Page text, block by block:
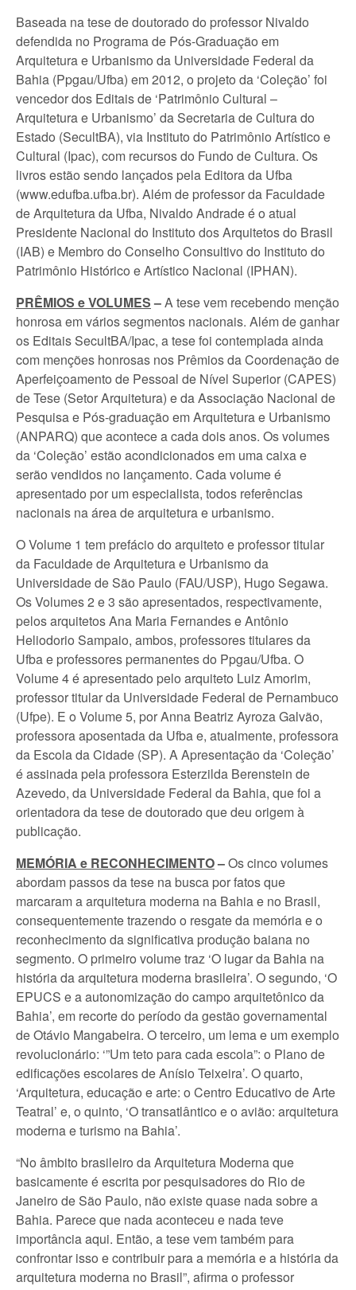
Baseada na tese de doutorado do professor Nivaldo
defendida no Programa de Pós-Graduação em
Arquitetura e Urbanismo da Universidade Federal da
Bahia (Ppgau/Ufba) em 2012, o projeto da ‘Coleção’ foi
vencedor dos Editais de ‘Patrimônio Cultural –
Arquitetura e Urbanismo’ da Secretaria de Cultura do
Estado (SecultBA), via Instituto do Patrimônio Artístico e
Cultural (Ipac), com recursos do Fundo de Cultura. Os
livros estão sendo lançados pela Editora da Ufba
(www.edufba.ufba.br). Além de professor da Faculdade
de Arquitetura da Ufba, Nivaldo Andrade é o atual
Presidente Nacional do Instituto dos Arquitetos do Brasil
(IAB) e Membro do Conselho Consultivo do Instituto do
Patrimônio Histórico e Artístico Nacional (IPHAN).
PRÊMIOS e VOLUMES–A tese vem recebendo menção
honrosa em vários segmentos nacionais. Além de ganhar
os Editais SecultBA/Ipac, a tese foi contemplada ainda
com menções honrosas nos Prêmios da Coordenação de
Aperfeiçoamento de Pessoal de Nível Superior (CAPES)
de Tese (Setor Arquitetura) e da Associação Nacional de
Pesquisa e Pós-graduação em Arquitetura e Urbanismo
(ANPARQ) que acontece a cada dois anos. Os volumes
da ‘Coleção’ estão acondicionados em uma caixa e
serão vendidos no lançamento. Cada volume é
apresentado por um especialista, todos referências
nacionais na área de arquitetura e urbanismo.
O Volume 1 tem prefácio do arquiteto e professor titular
da Faculdade de Arquitetura e Urbanismo da
Universidade de São Paulo (FAU/USP), Hugo Segawa.
Os Volumes 2 e 3 são apresentados, respectivamente,
pelos arquitetos Ana Maria Fernandes e Antônio
Heliodorio Sampaio, ambos, professores titulares da
Ufba e professores permanentes do Ppgau/Ufba. O
Volume 4 é apresentado pelo arquiteto Luiz Amorim,
professor titular da Universidade Federal de Pernambuco
(Ufpe). E o Volume 5, por Anna Beatriz Ayroza Galvão,
professora aposentada da Ufba e, atualmente, professora
da Escola da Cidade (SP). A Apresentação da ‘Coleção’
é assinada pela professora Esterzilda Berenstein de
Azevedo, da Universidade Federal da Bahia, que foi a
orientadora da tese de doutorado que deu origem à
publicação.
MEMÓRIA e RECONHECIMENTO–Os cinco volumes
abordam passos da tese na busca por fatos que
marcaram a arquitetura moderna na Bahia e no Brasil,
consequentemente trazendo o resgate da memória e o
reconhecimento da significativa produção baiana no
segmento. O primeiro volume traz ‘O lugar da Bahia na
história da arquitetura moderna brasileira’. O segundo, ‘O
EPUCS e a autonomização do campo arquitetônico da
Bahia’, em recorte do período da gestão governamental
de Otávio Mangabeira. O terceiro, um lema e um exemplo
revolucionário: ‘”Um teto para cada escola”: o Plano de
edificações escolares de Anísio Teixeira’. O quarto,
‘Arquitetura, educação e arte: o Centro Educativo de Arte
Teatral’ e, o quinto, ‘O transatlântico e o avião: arquitetura
moderna e turismo na Bahia’.
“No âmbito brasileiro da Arquitetura Moderna que
basicamente é escrita por pesquisadores do Rio de
Janeiro de São Paulo, não existe quase nada sobre a
Bahia. Parece que nada aconteceu e nada teve
importância aqui. Então, a tese vem também para
confrontar isso e contribuir para a memória e a história da
arquitetura moderna no Brasil”, afirma o professor